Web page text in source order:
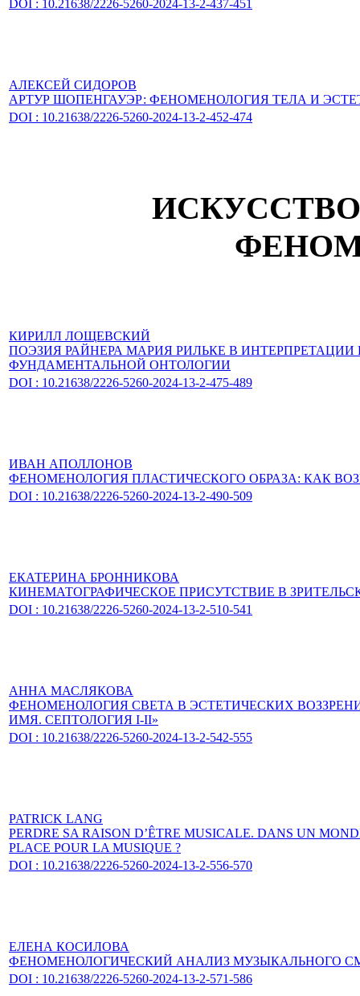
DOI : 10.21638/2226-5260-2024-13-2-437-451
АЛЕКСЕЙ СИДОРОВ
АРТУР ШОПЕНГАУЭР: ФЕНОМЕНОЛОГИЯ ТЕЛА И
DOI : 10.21638/2226-5260-2024-13-2-452-474
КИРИЛЛ ЛОЩЕВСКИЙ
ПОЭЗИЯ РАЙНЕРА МАРИЯ РИЛЬКЕ В
ФУНДАМЕНТАЛЬНОЙ ОНТОЛОГИИ
DOI : 10.21638/2226-5260-2024-13-2-475-489
ИВАН АПОЛЛОНОВ
ФЕНОМЕНОЛОГИЯ ПЛАСТИЧЕСКОГО ОБРАЗА: КАК
DOI : 10.21638/2226-5260-2024-13-2-490-509
ЕКАТЕРИНА БРОННИКОВА
КИНЕМАТОГРАФИЧЕСКОЕ ПРИСУТСТВИЕ В
DOI : 10.21638/2226-5260-2024-13-2-510-541
АННА МАСЛЯКОВА
ФЕНОМЕНОЛОГИЯ СВЕТА В ЭСТЕТИЧЕСКИХ
ИМЯ. СЕПТОЛОГИЯ I-II»
DOI : 10.21638/2226-5260-2024-13-2-542-555
PATRICK LANG
PERDRE SA RAISON D’ÊTRE MUSICALE. DANS UN
PLACE POUR LA MUSIQUE ?
DOI : 10.21638/2226-5260-2024-13-2-556-570
ЕЛЕНА КОСИЛОВА
ФЕНОМЕНОЛОГИЧЕСКИЙ АНАЛИЗ МУЗЫКАЛЬНОГО
DOI : 10.21638/2226-5260-2024-13-2-571-586